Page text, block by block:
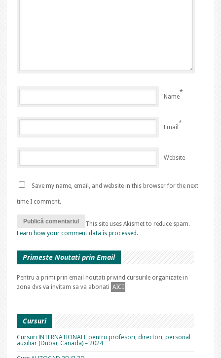
Name
*
Email
*
Website
Save my name, email, and website in this browser for the next
time I comment.
This site uses Akismet to reduce spam.
Learn how your comment data is processed .
Primeste Noutati prin Email
Pentru a primi prin email noutati privind cursurile organizate in
zona dvs va invitam sa va abonati AICI
Cursuri
Cursuri INTERNATIONALE pentru profesori, directori, personal
auxiliar (Dubai, Canada) – 2024